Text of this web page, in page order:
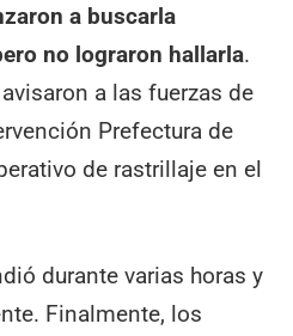
a buscarla
no lograron hallarla.
a las fuerzas de
Prefectura de
de rastrillaje en el
durante varias horas y
Finalmente, los